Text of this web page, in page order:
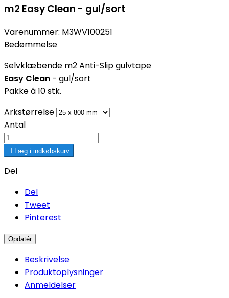
m2 Easy Clean - gul/sort
Varenummer: M3WV100251
Bedømmelse
Selvklæbende m2 Anti-Slip gulvtape
Easy Clean - gul/sort
Pakke á 10 stk.
Arkstørrelse
Antal
 Læg i indkøbskurv
Del
Del
Tweet
Pinterest
Beskrivelse
Produktoplysninger
Anmeldelser